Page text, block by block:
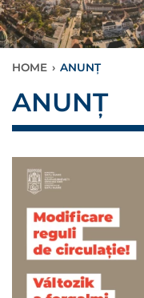
HOME › ANUNȚ
ANUNȚ